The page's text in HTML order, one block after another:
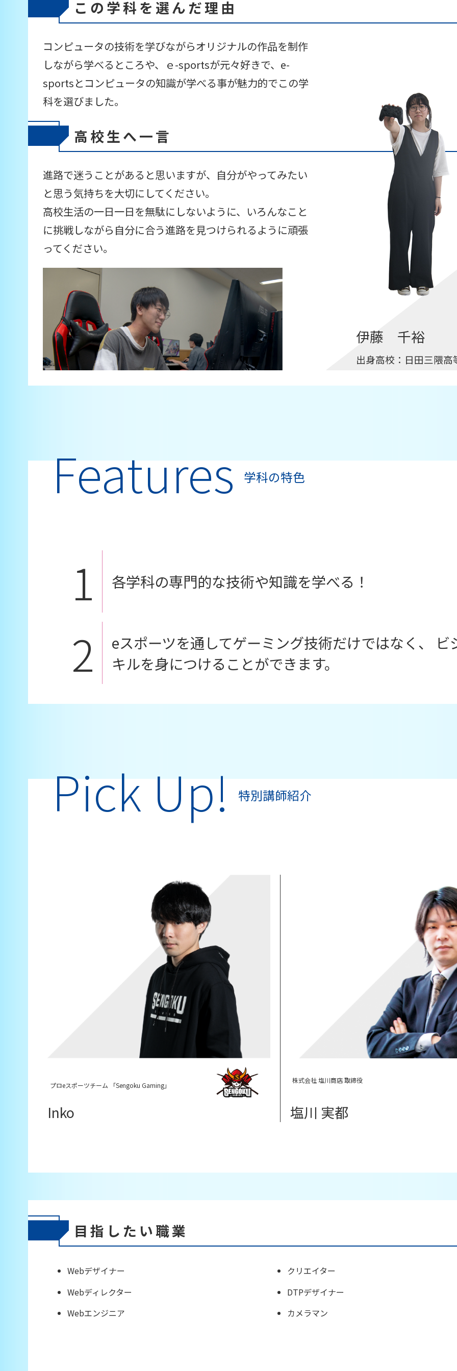
この学科を選んだ理由
コンピュータの技術を学びながらオリジナルの作品を制作
しながら学べるところや、ｅ-sportsが元々好きで、e-
sportsとコンピュータの知識が学べる事が魅力的でこの学
科を選びました。
高校生へ一言
進路で迷うことがあると思いますが、自分がやってみたい
と思う気持ちを大切にしてください。
高校生活の一日一日を無駄にしないように、いろんなこと
に挑戦しながら自分に合う進路を見つけられるように頑張
ってください。
伊藤 千裕
出身高校： 日田三隈高
Features 学科の特色
1 各学科の専門的な技術や知識を学べる！
2
eスポーツを通してゲーミング技術だけではなく、 ビ
キルを身につけることができます。
Pick Up! 特別講師紹介
プロeスポーツチーム 「Sengoku Gaming」
Inko
株式会社 塩川商店 取締役
塩川 実都
目指したい職業
Webデザイナー
クリエイター
Webディレクター
DTPデザイナー
Webエンジニア
カメラマン